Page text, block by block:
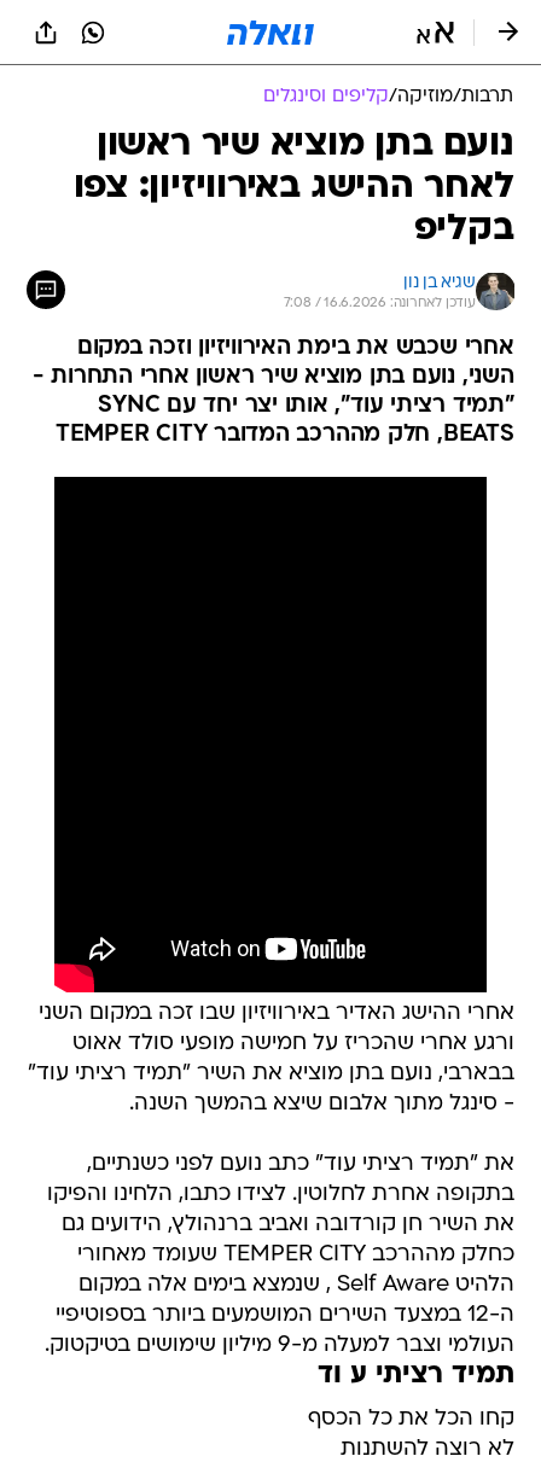
תרבות/מוזיקה/קליפים וסינגלים
נועם בתן מוציא שיר ראשון
לאחר ההישג באירוויזיון: צפו
בקליפ
שגיא בן נון
עודכן לאחרונה: 16.6.2026 / 7:08
אחרי שכבש את בימת האירוויזיון וזכה במקום
השני, נועם בתן מוציא שיר ראשון אחרי התחרות -
"תמיד רציתי עוד", אותו יצר יחד עם SYNC
BEATS, חלק מההרכב המדובר TEMPER CITY
אחרי ההישג האדיר באירוויזיון שבו זכה במקום השני
ורגע אחרי שהכריז על חמישה מופעי סולד אאוט
בבארבי, נועם בתן מוציא את השיר "תמיד רציתי עוד"
- סינגל מתוך אלבום שיצא בהמשך השנה.
את "תמיד רציתי עוד" כתב נועם לפני כשנתיים,
בתקופה אחרת לחלוטין. לצידו כתבו, הלחינו והפיקו
את השיר חן קורדובה ואביב ברנהולץ, הידועים גם
כחלק מההרכב TEMPER CITY שעומד מאחורי
הלהיט Self Aware , שנמצא בימים אלה במקום
ה-12 במצעד השירים המושמעים ביותר בספוטיפיי
העולמי וצבר למעלה מ-9 מיליון שימושים בטיקטוק.
תמיד רציתי ע וד
קחו הכל את כל הכסף
לא רוצה להשתנות